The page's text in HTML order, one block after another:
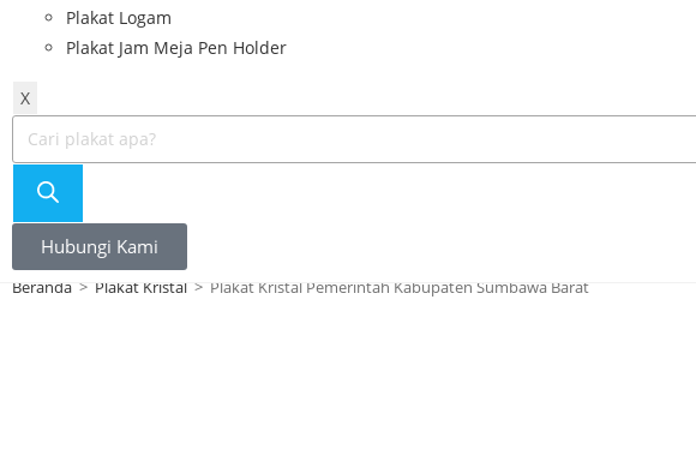
Plakat Logam
Plakat Jam Meja Pen Holder
X
Hubungi Kami
Beranda > Plakat Kristal > Plakat Kristal Pemerintah Kabupaten Sumbawa Barat